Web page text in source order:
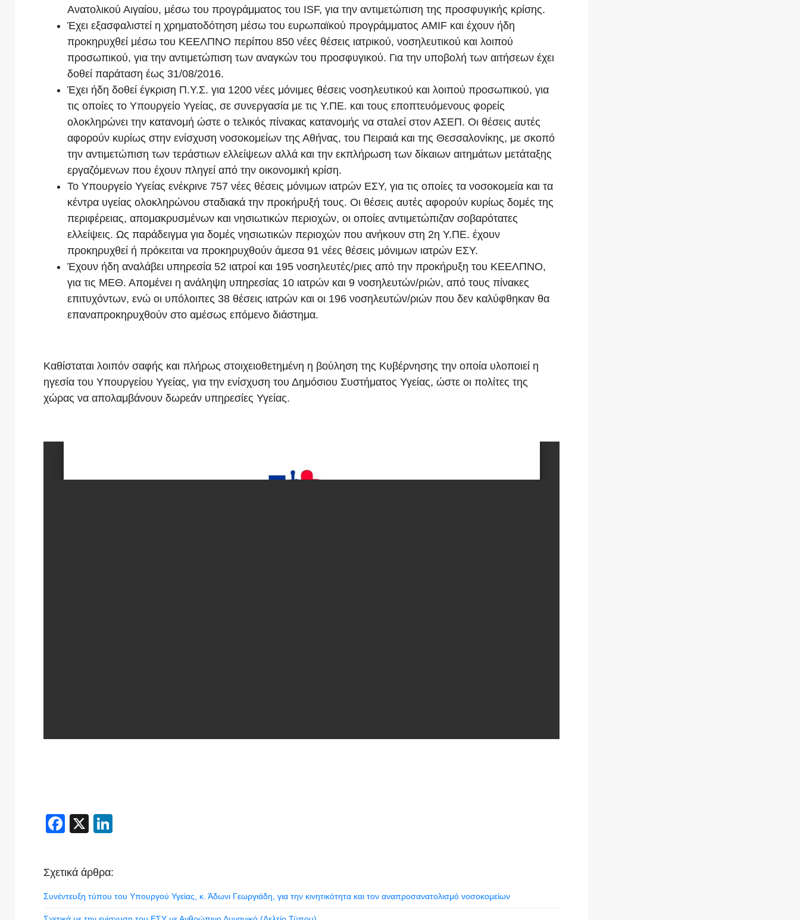
Ανατολικού Αιγαίου, μέσω του προγράμματος του ISF, για την αντιμετώπιση της προσφυγικής κρίσης.
Έχει εξασφαλιστεί η χρηματοδότηση μέσω του ευρωπαϊκού προγράμματος AMIF και έχουν ήδη
προκηρυχθεί μέσω του ΚΕΕΛΠΝΟ περίπου 850 νέες θέσεις ιατρικού, νοσηλευτικού και λοιπού
προσωπικού, για την αντιμετώπιση των αναγκών του προσφυγικού. Για την υποβολή των αιτήσεων έχει
δοθεί παράταση έως 31/08/2016.
Έχει ήδη δοθεί έγκριση Π.Υ.Σ. για 1200 νέες μόνιμες θέσεις νοσηλευτικού και λοιπού προσωπικού, για
τις οποίες το Υπουργείο Υγείας, σε συνεργασία με τις Υ.ΠΕ. και τους εποπτευόμενους φορείς
ολοκληρώνει την κατανομή ώστε ο τελικός πίνακας κατανομής να σταλεί στον ΑΣΕΠ. Οι θέσεις αυτές
αφορούν κυρίως στην ενίσχυση νοσοκομείων της Αθήνας, του Πειραιά και της Θεσσαλονίκης, με σκοπό
την αντιμετώπιση των τεράστιων ελλείψεων αλλά και την εκπλήρωση των δίκαιων αιτημάτων μετάταξης
εργαζόμενων που έχουν πληγεί από την οικονομική κρίση.
Το Υπουργείο Υγείας ενέκρινε 757 νέες θέσεις μόνιμων ιατρών ΕΣΥ, για τις οποίες τα νοσοκομεία και τα
κέντρα υγείας ολοκληρώνου σταδιακά την προκήρυξή τους. Οι θέσεις αυτές αφορούν κυρίως δομές της
περιφέρειας, απομακρυσμένων και νησιωτικών περιοχών, οι οποίες αντιμετώπιζαν σοβαρότατες
ελλείψεις. Ως παράδειγμα για δομές νησιωτικών περιοχών που ανήκουν στη 2η Υ.ΠΕ. έχουν
προκηρυχθεί ή πρόκειται να προκηρυχθούν άμεσα 91 νέες θέσεις μόνιμων ιατρών ΕΣΥ.
Έχουν ήδη αναλάβει υπηρεσία 52 ιατροί και 195 νοσηλευτές/ριες από την προκήρυξη του ΚΕΕΛΠΝΟ,
για τις ΜΕΘ. Απομένει η ανάληψη υπηρεσίας 10 ιατρών και 9 νοσηλευτών/ριών, από τους πίνακες
επιτυχόντων, ενώ οι υπόλοιπες 38 θέσεις ιατρών και οι 196 νοσηλευτών/ριών που δεν καλύφθηκαν θα
επαναπροκηρυχθούν στο αμέσως επόμενο διάστημα.
Καθίσταται λοιπόν σαφής και πλήρως στοιχειοθετημένη η βούληση της Κυβέρνησης την οποία υλοποιεί η
ηγεσία του Υπουργείου Υγείας, για την ενίσχυση του Δημόσιου Συστήματος Υγείας, ώστε οι πολίτες της
χώρας να απολαμβάνουν δωρεάν υπηρεσίες Υγείας.
Facebook
X
Σχετικά άρθρα:
Συνέντευξη τύπου του Υπουργού Υγείας, κ. Άδωνι Γεωργιάδη, για την κινητικότητα και τον αναπροσανατολισμό νοσοκομείων